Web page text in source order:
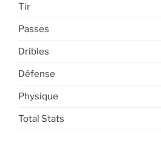
Tir
Passes
Dribles
Défense
Physique
Total Stats